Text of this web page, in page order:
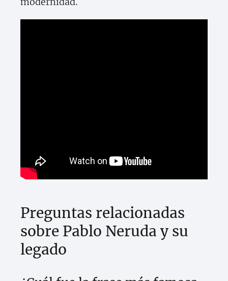
Preguntas relacionadas
sobre Pablo Neruda y su
legado